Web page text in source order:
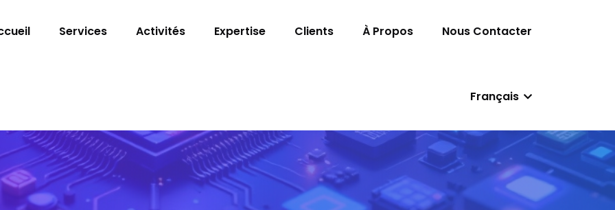
Services Activités Expertise Clients À Propos Nous Contacter
Français